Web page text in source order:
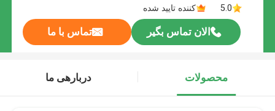
5.0
کننده تایید شده
الان تماس بگیر تماس با ما
محصولات دربارهی ما